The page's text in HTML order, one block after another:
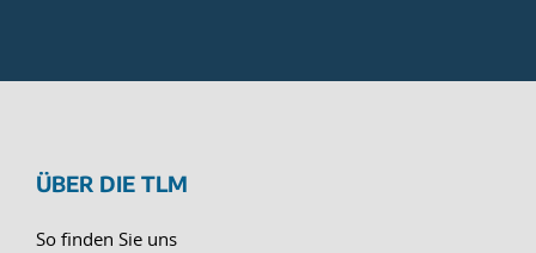
ÜBER DIE TLM
So finden Sie uns